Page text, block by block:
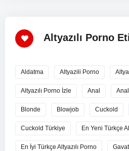
Altyazılı Porno
Aldatma Altyazili Porno
Altyazılı Porno İzle Anal
Blonde Blowjob Cuckold
Cuckold Türkiye En Yeni Türkçe
En İyi Türkçe Altyazılı Porno